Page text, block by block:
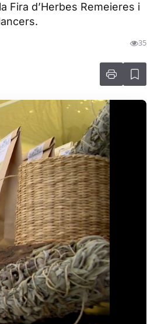
Fira d’Herbes Remeieres i
35